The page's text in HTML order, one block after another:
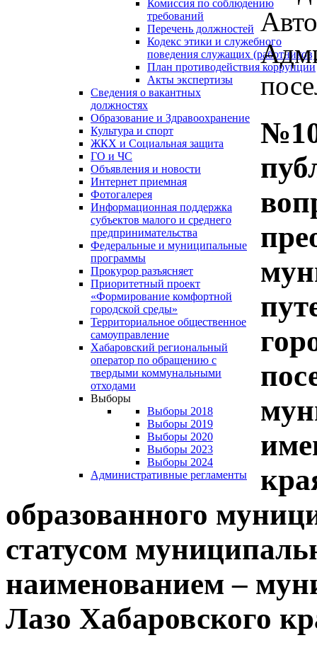
Комиссия по соблюдению
требований
Перечень должностей
Кодекс этики и служебного
поведения служащих (работников)
План противодействия коррупции
Акты экспертизы
Сведения о вакантных
должностях
Образование и Здравоохранение
Культура и спорт
ЖКХ и Социальная защита
ГО и ЧС
Объявления и новости
Интернет приемная
Фотогалерея
Информационная поддержка
субъектов малого и среднего
предпринимательства
Федеральные и муниципальные
программы
Прокурор разъясняет
Приоритетный проект
«Формирование комфортной
городской среды»
Территориальное общественное
самоуправление
Хабаровский региональный
оператор по обращению с
твердыми коммунальными
отходами
Выборы
Выборы 2018
Выборы 2019
Выборы 2020
Выборы 2023
Выборы 2024
Административные регламенты
образованного
статусом
наименованием –
Лазо Хабаровского